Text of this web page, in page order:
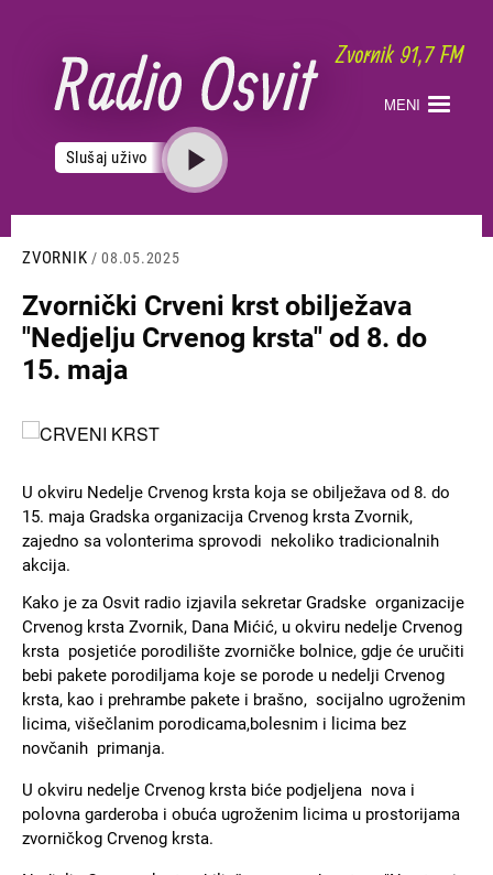
sadržaj
MENI
Slušaj uživo
ZVORNIK / 08.05.2025
Zvornički Crveni krst obilježava
"Nedjelju Crvenog krsta" od 8. do
15. maja
Slika
U okviru Nedelje Crvenog krsta koja se obilježava od 8. do
15. maja Gradska organizacija Crvenog krsta Zvornik,
zajedno sa volonterima sprovodi nekoliko tradicionalnih
akcija.
Kako je za Osvit radio izjavila sekretar Gradske organizacije
Crvenog krsta Zvornik, Dana Mićić, u okviru nedelje Crvenog
krsta posjetiće porodilište zvorničke bolnice, gdje će uručiti
bebi pakete porodiljama koje se porode u nedelji Crvenog
krsta, kao i prehrambe pakete i brašno, socijalno ugroženim
licima, višečlanim porodicama,bolesnim i licima bez
novčanih primanja.
U okviru nedelje Crvenog krsta biće podjeljena nova i
polovna garderoba i obuća ugroženim licima u prostorijama
zvorničkog Crvenog krsta.